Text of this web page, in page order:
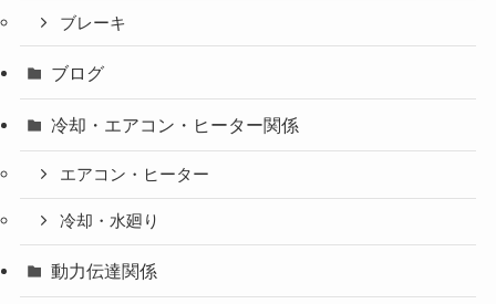
ブレーキ
ブログ
冷却・エアコン・ヒーター関係
エアコン・ヒーター
冷却・水廻り
動力伝達関係